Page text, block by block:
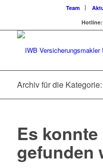
Team
Hotline:
Archiv für die
Es
gefunden